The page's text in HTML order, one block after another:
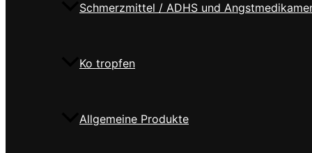
Schmerzmittel / ADHS und
Ko tropfen
Allgemeine Produkte